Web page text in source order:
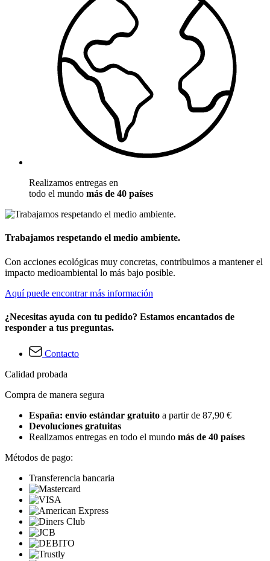
Realizamos entregas en
todo el mundo más de 40 países
Trabajamos respetando el medio ambiente.
Con acciones ecológicas muy concretas, contribuimos a mantener el
impacto medioambiental lo más bajo posible.
Aquí puede encontrar más información
¿Necesitas ayuda con tu pedido? Estamos encantados de
responder a tus preguntas.
Contacto
Calidad probada
Compra de manera segura
España: envío estándar gratuito a partir de 87,90 €
Devoluciones gratuitas
Realizamos entregas en todo el mundo más de 40 países
Métodos de pago:
Transferencia bancaria